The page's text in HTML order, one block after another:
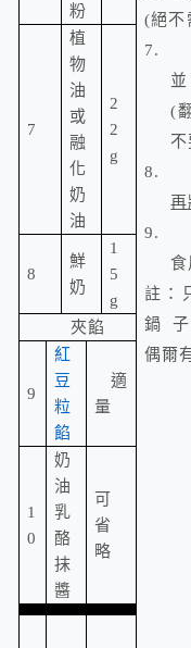
(絕不
7.
(
8.
再
9.
註：
鍋
偶爾
粉
7
植
物
油
或
融
化
奶
油
2
2
g
8
鮮
奶
1
5
g
夾餡
9
紅
豆
粒
餡
適
量
1
0
奶
油
乳
酪
抹
醬
可
省
略